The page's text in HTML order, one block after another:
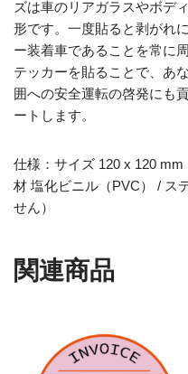
ズは車のリアガラスやボデ
形です。一度貼ると剥がれ
ー装着車であることを常に
テッカーを貼ることで、あ
囲への安全運転の啓発にも
ートします。
仕様：サイズ 120 x 120
材 塩化ビニル（PVC） / ス
せん）
関連商品